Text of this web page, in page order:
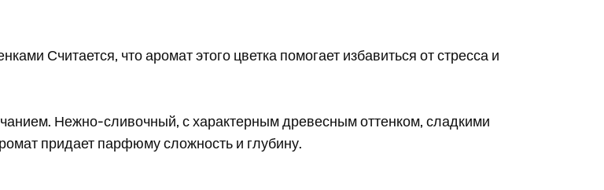
Считается, что аромат этого цветка помогает избавиться от стресса и
Нежно-сливочный, с характерным древесным оттенком, сладкими
придает парфюму сложность и глубину.